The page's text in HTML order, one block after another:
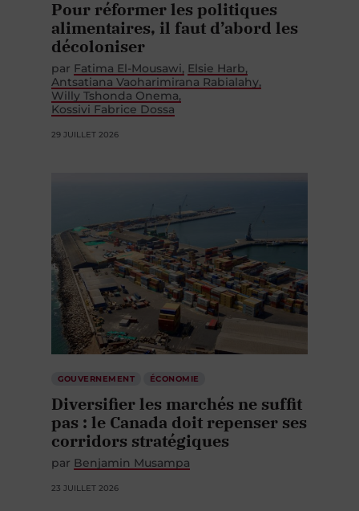
Pour réformer les politiques
alimentaires, il faut d’abord les
décoloniser
par Fatima El-Mousawi Elsie Harb
Antsatiana Vaoharimirana Rabialahy
Willy Tshonda Onema
Kossivi Fabrice Dossa
29 JUILLET 2026
GOUVERNEMENT ÉCONOMIE
Diversifier les marchés ne suffit
pas : le Canada doit repenser ses
corridors stratégiques
par Benjamin Musampa
23 JUILLET 2026